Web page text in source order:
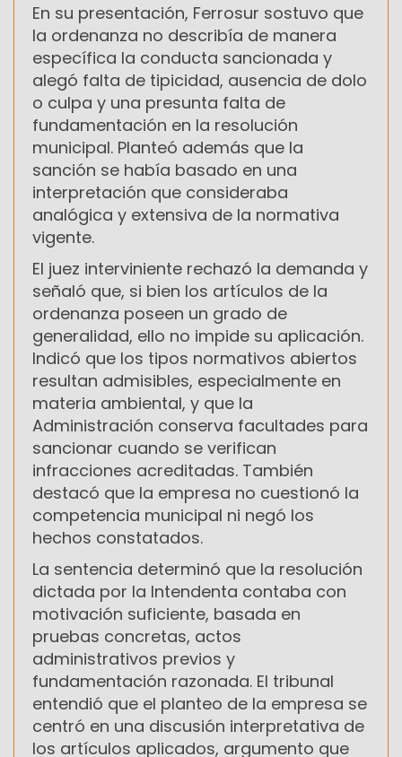
En su presentación, Ferrosur sostuvo que
la ordenanza no describía de manera
específica la conducta sancionada y
alegó falta de tipicidad, ausencia de dolo
o culpa y una presunta falta de
fundamentación en la resolución
municipal. Planteó además que la
sanción se había basado en una
interpretación que consideraba
analógica y extensiva de la normativa
vigente.
El juez interviniente rechazó la demanda y
señaló que, si bien los artículos de la
ordenanza poseen un grado de
generalidad, ello no impide su aplicación.
Indicó que los tipos normativos abiertos
resultan admisibles, especialmente en
materia ambiental, y que la
Administración conserva facultades para
sancionar cuando se verifican
infracciones acreditadas. También
destacó que la empresa no cuestionó la
competencia municipal ni negó los
hechos constatados.
La sentencia determinó que la resolución
dictada por la Intendenta contaba con
motivación suficiente, basada en
pruebas concretas, actos
administrativos previos y
fundamentación razonada. El tribunal
entendió que el planteo de la empresa se
centró en una discusión interpretativa de
los artículos aplicados, argumento que